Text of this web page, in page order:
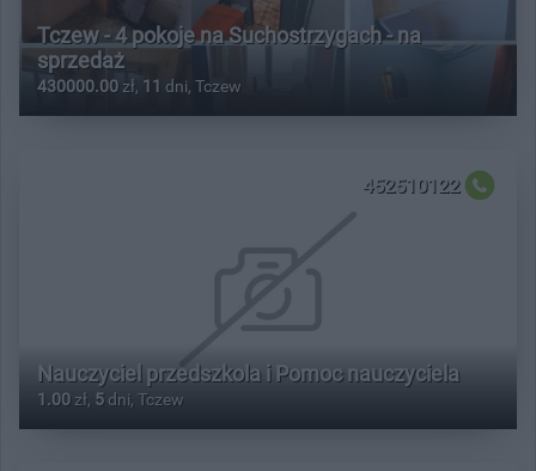
Tczew - 4 pokoje na Suchostrzygach - na
sprzedaż
430000.00 zł, 11 dni, Tczew
452510122
Nauczyciel przedszkola i Pomoc nauczyciela
1.00 zł, 5 dni, Tczew